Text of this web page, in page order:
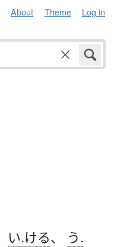
About Theme Log in
い.ける、 う.